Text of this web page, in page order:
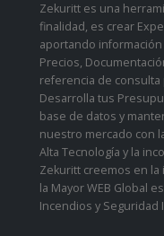
Zekuritt es una
finalidad, es crear
aportando
Precios,
referencia de
Desarrolla tus
base de datos y
nuestro mercado con
Alta Tecnología y la
Zekuritt creemos en la
la Mayor WEB Global
Incendios y